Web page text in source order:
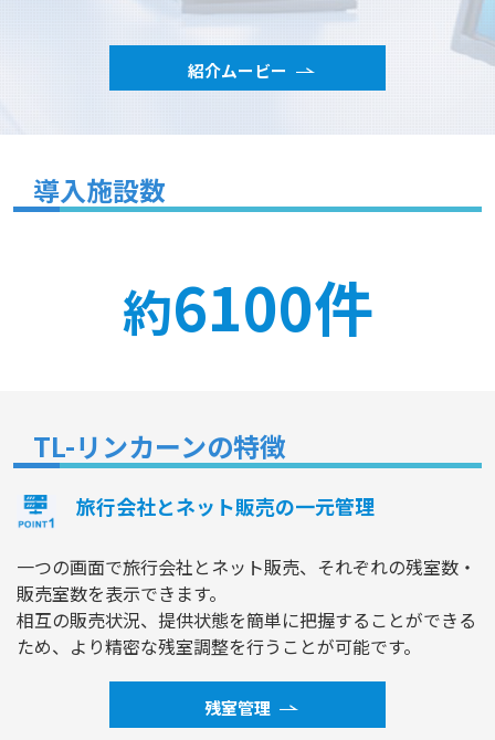
紹介ムービー
導入施設数
約6100件
TL-リンカーンの特徴
旅行会社とネット販売の一元管理
一つの画面で旅行会社とネット販売、それぞれの残室数・
販売室数を表示できます。
相互の販売状況、提供状態を簡単に把握することができる
ため、より精密な残室調整を行うことが可能です。
残室管理